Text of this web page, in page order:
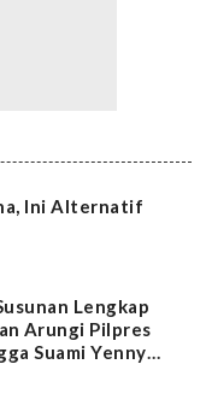
Ini Alternatif
Lengkap
Arungi Pilpres
Suami Yenny